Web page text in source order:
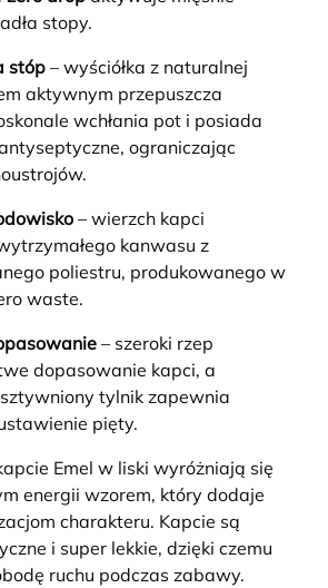
stopy.
stóp – wyściółka z naturalnej
aktywnym przepuszcza
wchłania pot i posiada
ograniczając
– wierzch kapci
kanwasu z
poliestru, produkowanego w
waste.
– szeroki rzep
dopasowanie kapci, a
tylnik zapewnia
pięty.
Emel w liski wyróżniają się
energii wzorem, który dodaje
charakteru. Kapcie są
i super lekkie, dzięki czemu
ruchu podczas zabawy.